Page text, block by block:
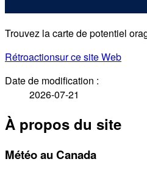
Trouvez la carte de potentiel
Rétroactionsur ce site Web
Date de modification :
2026-07-21
À propos du site
Météo au Canada